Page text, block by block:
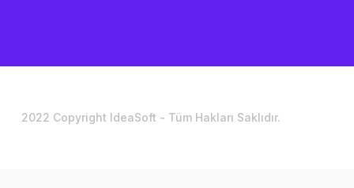
2022 Copyright IdeaSoft - Tüm Hakları Saklıdır.